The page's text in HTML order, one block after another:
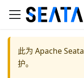
此为 Apache Seata
护。